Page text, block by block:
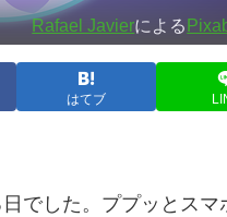
Rafael Javierによる
はてブ
でした。ププッとスマ